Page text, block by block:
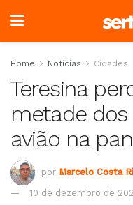
Home Notícias Cidades
Teresina
metade dos
avião na
por Marcelo Costa
10 de dezembro de